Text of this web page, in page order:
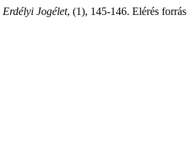
Erdélyi Jogélet, (1), 145-146. Elérés